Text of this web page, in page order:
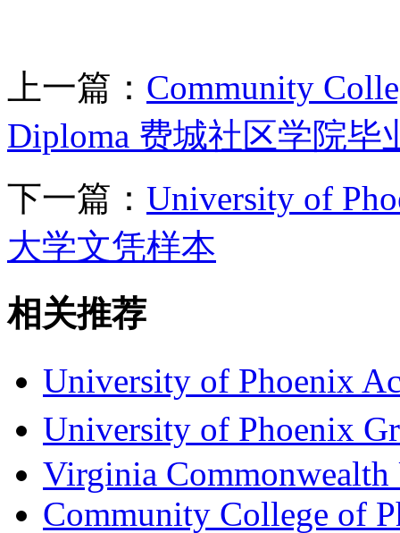
上一篇： Community
Diploma 费城社区学院毕
下一篇： University of
大学文凭样本
相关推荐
University of Phoenix
University of Phoenix
Virginia
Community College of